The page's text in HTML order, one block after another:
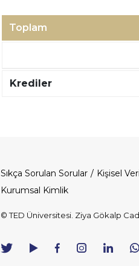
Toplam
Krediler
Dipnot
Sıkça Sorulan Sorular Kişisel
Kurumsal Kimlik
© TED Üniversitesi. Ziya Gökalp
TED
TED
TED
TED
TED